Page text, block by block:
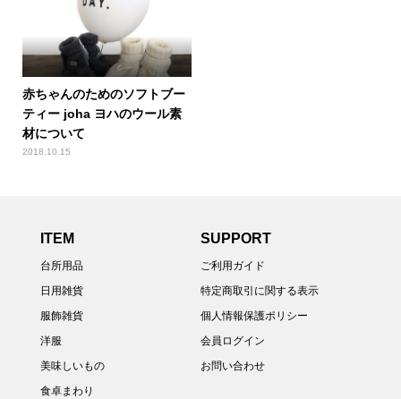
赤ちゃんのためのソフトブー
ティー joha ヨハのウール素
材について
2018.10.15
ITEM
台所用品
日用雑貨
服飾雑貨
洋服
美味しいもの
食卓まわり
SUPPORT
ご利用ガイド
特定商取引に関する表示
個人情報保護ポリシー
会員ログイン
お問い合わせ